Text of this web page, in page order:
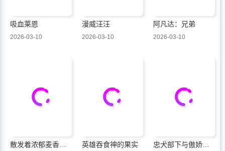
吸血莱恩
2026-03-10
漫威汪汪
2026-03-10
阿凡达：兄弟
2026-03-10
散发着浓郁麦香的你我 英雄吞食神的果实 忠犬部下与傲娇少尉